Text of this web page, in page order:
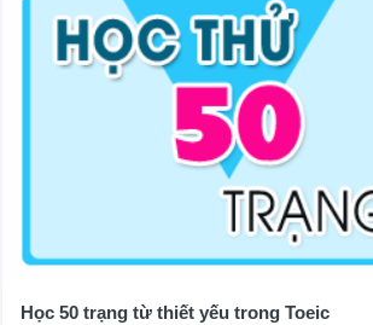
Học 50 trạng từ thiết yếu trong Toeic